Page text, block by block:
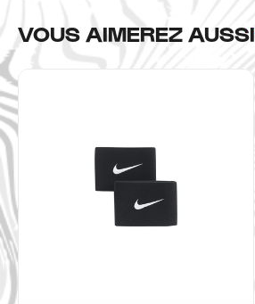
VOUS AIMEREZ AUSSI